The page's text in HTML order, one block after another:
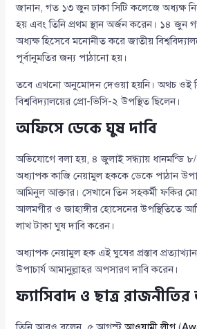
জানান, গত ১৩ জুন ঢাকা সিটি কলেজে অধ্যক্ষ
হয় এবং তিনি প্রথম স্থান অর্জন করেন। ১৪ জুন
অধ্যক্ষ হিসেবে মনোনীত করে জাতীয়
পূর্বানুমতির জন্য পাঠানো হয়।
তবে এখনো অনুমোদন দেওয়া হয়নি। অথচ ওই
বিশ্ববিদ্যালয়ের প্রো-ভিসি-২ উপস্থিত ছিলেন।
অফিসে ডেকে ঘুষ দাবি
অভিযোগে বলা হয়, ৪ জুলাই সন্ধ্যায় ধানমন্ডি ৮/
অধ্যাপক কাজি নেয়ামুল হককে ডেকে পাঠান
আমিনুল আক্তার। সেখানে তিন সহকর্মী ফকির
আলমগীর ও জাহাঙ্গীর হোসেনের উপস্থিতিতে
লাখ টাকা ঘুষ দাবি করেন।
অধ্যাপক নেয়ামুল হক এই ঘুষের প্রস্তাব
উপাচার্য আমানুল্লাহর অপসারণ দাবি করেন।
ফ্যাসিবাদ ও ছাত্র